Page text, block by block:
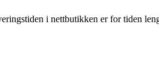
i nettbutikken er for tiden